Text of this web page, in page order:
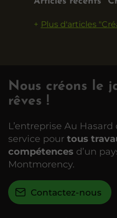
Plus d'articles
Nous créons le
rêves !
L’entreprise Au
service pour tous
compétences d’un
Montmorency.
Contactez-nous